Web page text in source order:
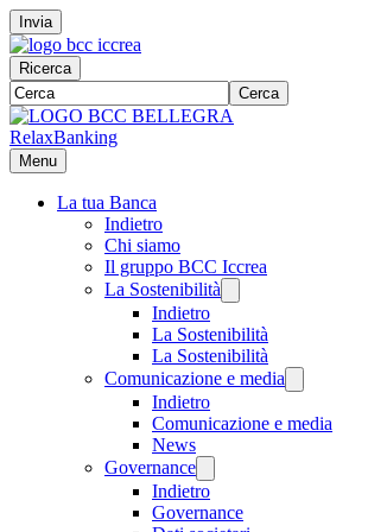
Invia
Ricerca
Cerca
RelaxBanking
Menu
La tua Banca
Indietro
Chi siamo
Il gruppo BCC Iccrea
La Sostenibilità
Indietro
La Sostenibilità
La Sostenibilità
Comunicazione e media
Indietro
Comunicazione e media
News
Governance
Indietro
Governance